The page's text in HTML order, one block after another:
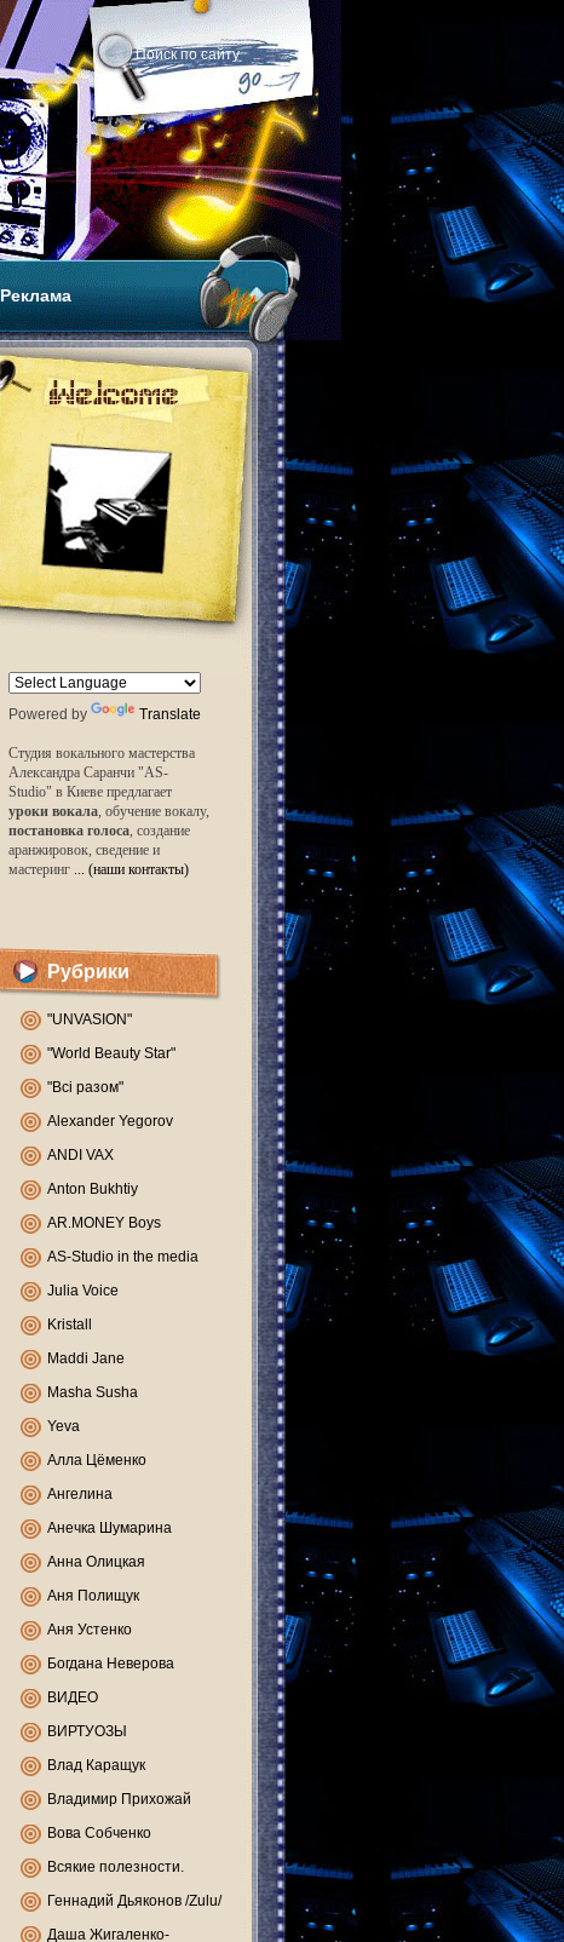
Реклама
Powered by Translate
Студия вокального мастерства
Александра Саранчи "AS-
Studio" в Киеве предлагает
уроки вокала, обучение вокалу,
постановка голоса, создание
аранжировок, сведение и
мастеринг ... (наши контакты)
Рубрики
"UNVASION"
"World Beauty Star"
"Всі разом"
Alexander Yegorov
ANDI VAX
Anton Bukhtiy
AR.MONEY Boys
AS-Studio in the media
Julia Voice
Kristall
Maddi Jane
Masha Susha
Yeva
Алла Цёменко
Ангелина
Анечка Шумарина
Анна Олицкая
Аня Полищук
Аня Устенко
Богдана Неверова
ВИДЕО
ВИРТУОЗЫ
Влад Каращук
Владимир Прихожай
Вова Собченко
Всякие полезности.
Геннадий Дьяконов /Zulu/
Даша Жигаленко-